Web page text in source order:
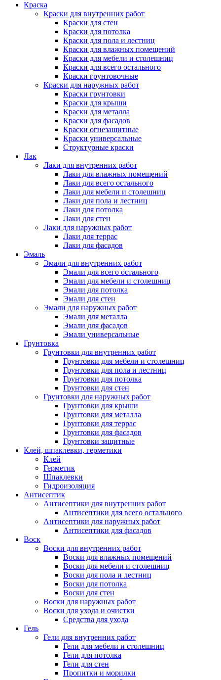
Краска
Краски для внутренних работ
Краски для стен
Краски для потолка
Краски для пола и лестниц
Краски для влажных помещений
Краски для мебели и столешниц
Краски для всего остального
Краски грунтовочные
Краски для наружных работ
Краски грунтовки
Краски для крыши
Краски для металла
Краски для фасадов
Краски огнезащитные
Краски универсальные
Структурные краски
Лак
Лаки для внутренних работ
Лаки для влажных помещений
Лаки для всего остального
Лаки для мебели и столешниц
Лаки для пола и лестниц
Лаки для потолка
Лаки для стен
Лаки для наружных работ
Лаки для террас
Лаки для фасадов
Эмаль
Эмали для внутренних работ
Эмали для всего остального
Эмали для мебели и столешниц
Эмали для потолка
Эмали для стен
Эмали для наружных работ
Эмали для металла
Эмали для фасадов
Эмали универсальные
Грунтовка
Грунтовки для внутренних работ
Грунтовки для мебели и столешниц
Грунтовки для пола и лестниц
Грунтовки для потолка
Грунтовки для стен
Грунтовки для наружных работ
Грунтовки для крыши
Грунтовки для металла
Грунтовки для террас
Грунтовки для фасадов
Грунтовки защитные
Клей, шпаклевки, герметики
Клей
Герметик
Шпаклевки
Гидроизоляция
Антисептик
Антисептики для внутренних работ
Антисептики для всего остального
Антисептики для наружных работ
Антисептики для фасадов
Воск
Воски для внутренних работ
Воски для влажных помещений
Воски для мебели и столешниц
Воски для пола и лестниц
Воски для потолка
Воски для стен
Воски для наружных работ
Воски для ухода и очистки
Средства для ухода
Гель
Гели для внутренних работ
Гели для мебели и столешниц
Гели для потолка
Гели для стен
Пропитки и морилки